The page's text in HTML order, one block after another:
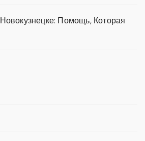
Помощь, Которая